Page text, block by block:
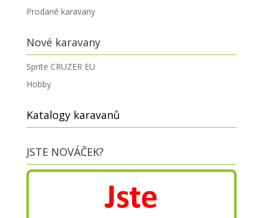
Prodané karavany
Nové karavany
Sprite CRUZER EU
Hobby
Katalogy karavanů
JSTE NOVÁČEK?